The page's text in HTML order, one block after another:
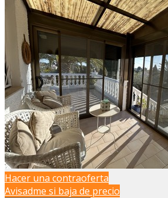
Hacer una contraoferta
Avisadme si baja de precio